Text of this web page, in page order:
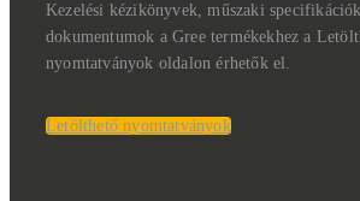
Kezelési kézikönyvek, műszaki
dokumentumok a Gree termékekhez a
nyomtatványok oldalon érhetők el.
Letölthető nyomtatványok